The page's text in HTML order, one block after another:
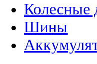
Колесные
Шины